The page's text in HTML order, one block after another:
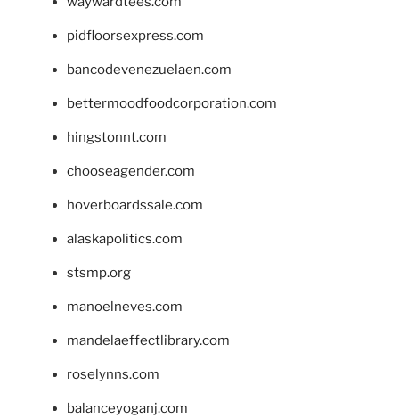
pidfloorsexpress.com
bancodevenezuelaen.com
bettermoodfoodcorporation.com
hingstonnt.com
chooseagender.com
hoverboardssale.com
alaskapolitics.com
stsmp.org
manoelneves.com
mandelaeffectlibrary.com
roselynns.com
balanceyoganj.com